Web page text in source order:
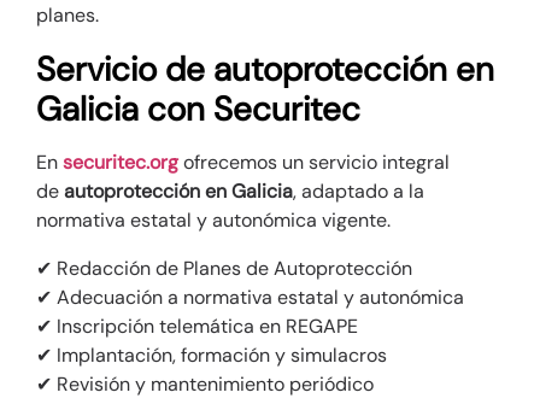
planes.
Servicio de autoprotección en
Galicia con Securitec
Ensecuritec.orgofrecemos un servicio integral
deautoprotección en Galicia, adaptado a la
normativa estatal y autonómica vigente.
✔ Redacción de Planes de Autoprotección
✔ Adecuación a normativa estatal y autonómica
✔ Inscripción telemática en REGAPE
✔ Implantación, formación y simulacros
✔ Revisión y mantenimiento periódico